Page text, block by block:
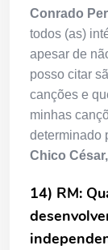
Conrado
todos (as)
apesar de
posso citar
canções e
minhas
determinado
Chico
14) RM: